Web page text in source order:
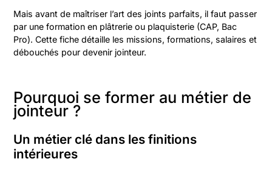
Mais avant de maîtriser l’art des joints parfaits, il faut passer
par une formation en plâtrerie ou plaquisterie (CAP, Bac
Pro). Cette fiche détaille les missions, formations, salaires et
débouchés pour devenir jointeur.
Pourquoi se former au métier de
jointeur ?
Un métier clé dans les finitions
intérieures